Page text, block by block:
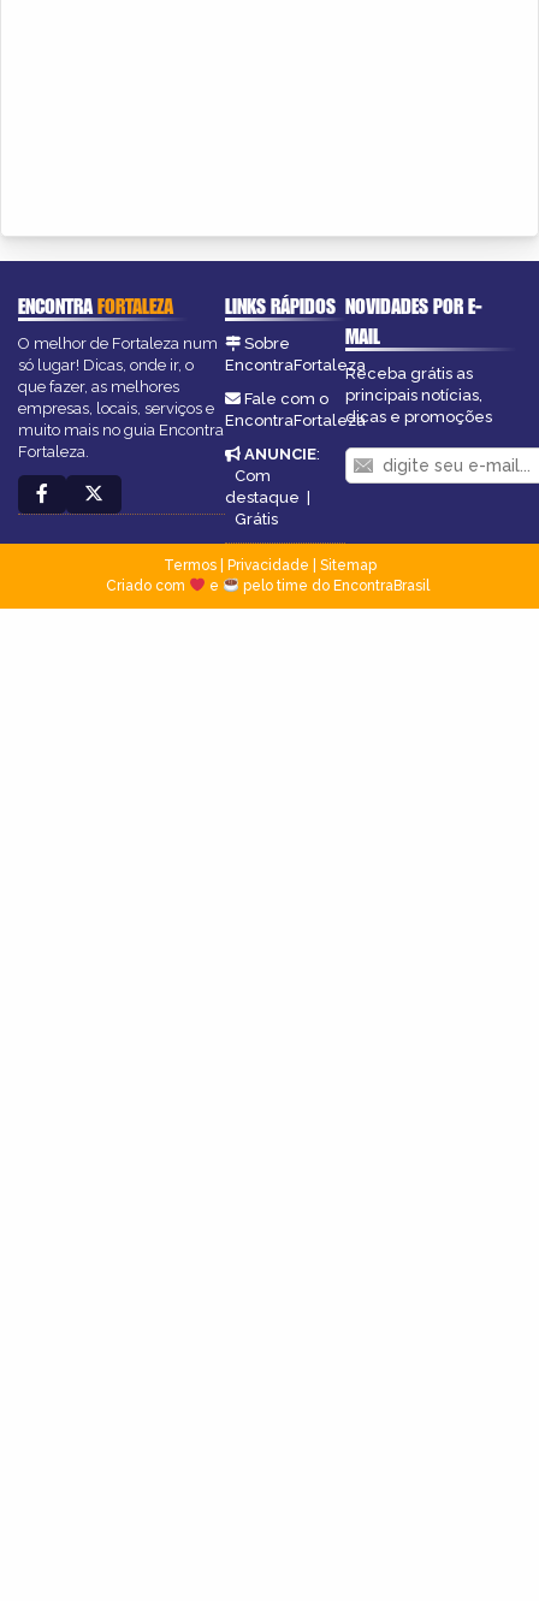
ENCONTRAFORTALEZA
O melhor de Fortaleza num
só lugar! Dicas, onde ir, o
que fazer, as melhores
empresas, locais, serviços e
muito mais no guia Encontra
Fortaleza.
LINKS RÁPIDOS
Sobre
EncontraFortaleza
Fale com o
EncontraFortaleza
ANUNCIE:
Com
destaque |
Grátis
NOVIDADES POR E-
MAIL
Receba grátis as
principais notícias,
dicas e promoções
Termos| Privacidade
Sitemap
Criado com
e pelo time do EncontraBrasil